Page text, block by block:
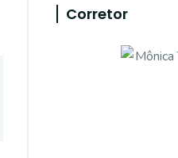
Corretor